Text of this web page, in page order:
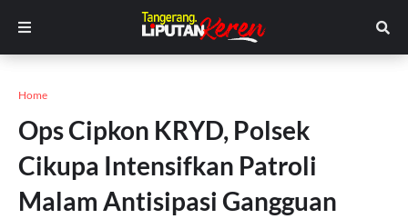
Home
Ops Cipkon KRYD, Polsek
Cikupa Intensifkan Patroli
Malam Antisipasi Gangguan